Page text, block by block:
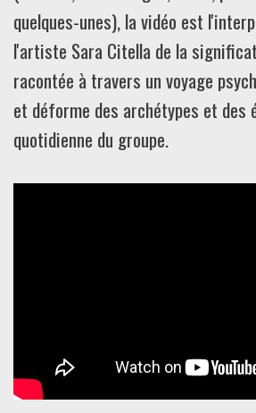
quelques-unes), la vidéo est
l'artiste Sara Citella de la
racontée à travers un voyage
et déforme des archétypes et des
quotidienne du groupe.